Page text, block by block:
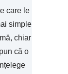
care le
simple
chiar
că o